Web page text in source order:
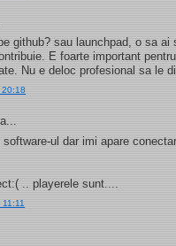
github? sau launchpad, o sa
E foarte important
Nu e deloc profesional sa le
20:18
ul dar imi apare
.. playerele sunt....